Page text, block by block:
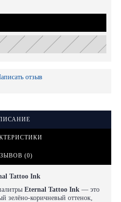
отзыв
(0)
Tattoo Ink
Eternal Tattoo Ink — это
зелёно-коричневый оттенок,